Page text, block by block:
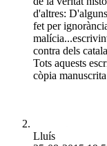
d'altres:
fet per
contra dels
Tots aquests
còpia
Lluís